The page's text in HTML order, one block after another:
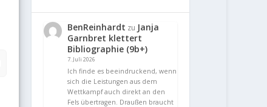
BenReinhardt zu Janja
Garnbret klettert
Bibliographie (9b+)
7. Juli 2026
Ich finde es beeindruckend, wenn
sich die Leistungen aus dem
Wettkampf auch direkt an den
Fels übertragen. Draußen braucht